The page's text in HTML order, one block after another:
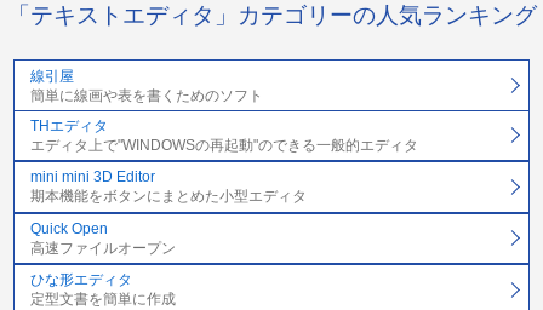
「テキストエディタ」カテゴリーの人気ランキング
線引屋
簡単に線画や表を書くためのソフト
THエディタ
エディタ上で"WINDOWSの再起動"のできる一般的エディタ
mini mini 3D Editor
期本機能をボタンにまとめた小型エディタ
Quick Open
高速ファイルオープン
ひな形エディタ
定型文書を簡単に作成